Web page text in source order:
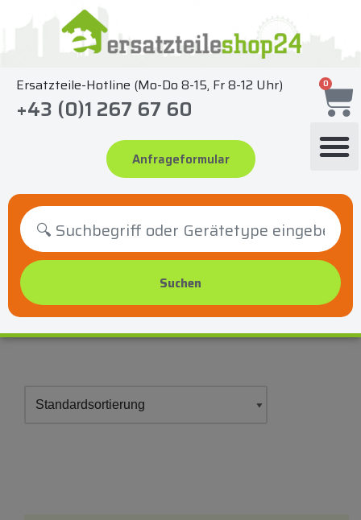
springen
Ersatzteile-Hotline (Mo-Do 8-15, Fr 8-12 Uhr)
+43 (0)1 267 67 60
Anfrageformular
0